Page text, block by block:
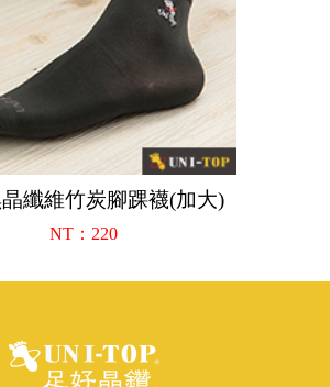
纖維竹炭腳踝襪(加大)
NT：220